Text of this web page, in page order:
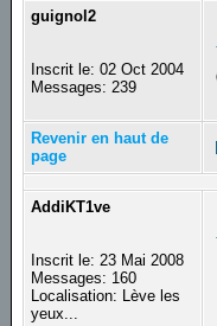
guignol2
Inscrit le: 02 Oct 2004
Messages: 239
Revenir en haut de
page
AddiKT1ve
Inscrit le: 23 Mai 2008
Messages: 160
Localisation: Lève les
yeux...